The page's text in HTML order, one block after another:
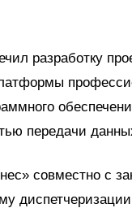
разработку
передачи
совместно с